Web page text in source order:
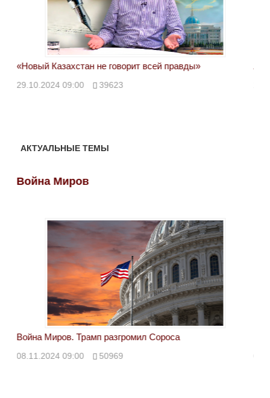
«Новый Казахстан не говорит всей правды»
29.10.2024 09:00 39623
АКТУАЛЬНЫЕ ТЕМЫ
Война Миров
Война Миров. Трамп разгромил Сороса
08.11.2024 09:00 50969